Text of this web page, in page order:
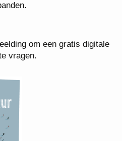
om een gratis digitale
vragen.